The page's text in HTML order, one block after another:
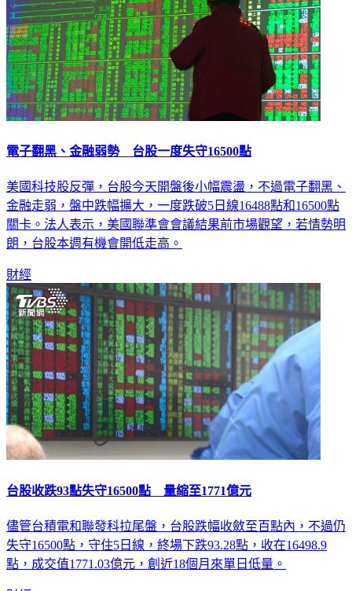
電子翻黑、金融弱勢 台股一度失守16500點
美國科技股反彈，台股今天開盤後小幅震盪，不過電子翻黑、
金融走弱，盤中跌幅擴大，一度跌破5日線16488點和16500點
關卡。法人表示，美國聯準會會議結果前市場觀望，若情勢明
朗，台股本週有機會開低走高。
財經
台股收跌93點失守16500點 量縮至1771億元
儘管台積電和聯發科拉尾盤，台股跌幅收斂至百點內，不過仍
失守16500點，守住5日線，終場下跌93.28點，收在16498.9
點，成交值1771.03億元，創近18個月來單日低量。